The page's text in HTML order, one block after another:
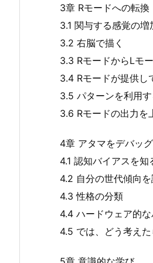
3章 Rモードへの転換
3.1 関与する感覚の増
3.2 右脳で描く
3.3 RモードからLモ
3.4 Rモードが提供し
3.5 パターンを利用す
3.6 Rモードの出力を
4章 アタマをデバッグ
4.1 認知バイアスを知
4.2 自分の世代傾向
4.3 性格の分類
4.4 ハードウェア的
4.5 では、どう考え